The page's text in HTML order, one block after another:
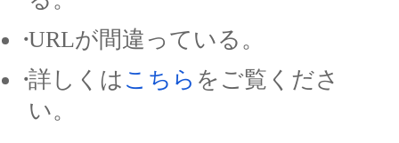
URLが間違っている。
詳しくは こちら をご覧くださ
い。